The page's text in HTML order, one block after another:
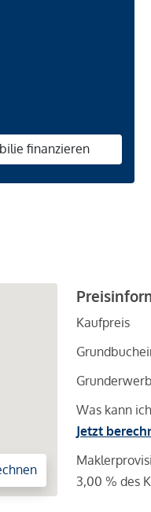
finanzieren
Kaufpreis
Was kann
Jetzt
3,00 % des